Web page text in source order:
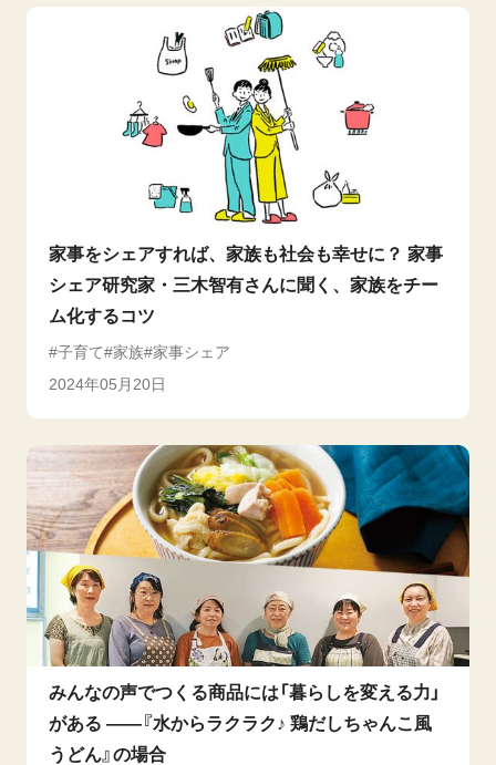
家事をシェアすれば、家族も社会も幸せに？ 家事
シェア研究家・三木智有さんに聞く、家族をチー
ム化するコツ
子育て 家族 家事シェア
2024年05月20日
みんなの声でつくる商品には「暮らしを変える力」
がある ――『水からラクラク♪ 鶏だしちゃんこ風
うどん』の場合